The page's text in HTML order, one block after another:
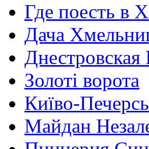
Где поесть в
Дача
Днестровская
Золоті ворота
Київо-
Майдан